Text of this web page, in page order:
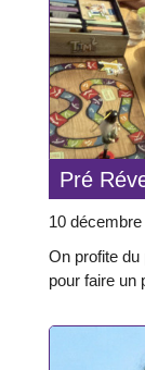
Pré
10 décembre
On profite
pour faire un